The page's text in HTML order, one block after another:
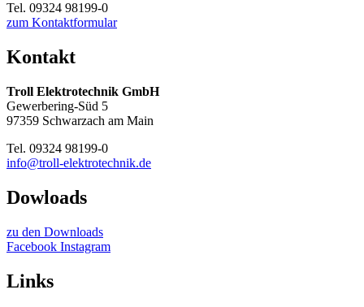
Tel. 09324 98199-0
zum Kontaktformular
Kontakt
Troll Elektrotechnik GmbH
Gewerbering-Süd 5
97359 Schwarzach am Main
Tel. 09324 98199-0
info@troll-elektrotechnik.de
Dowloads
zu den Downloads
Facebook Instagram
Links